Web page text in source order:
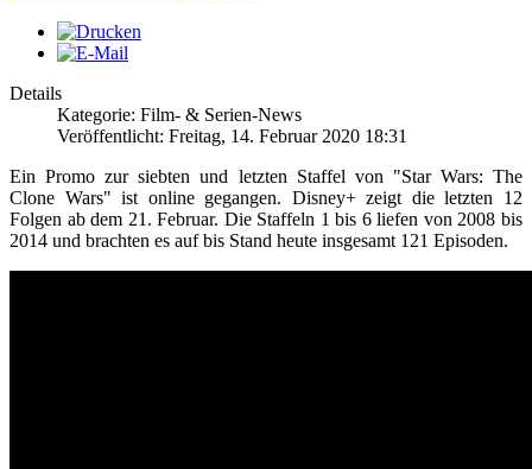
Details
Kategorie: Film- & Serien-News
Veröffentlicht: Freitag, 14. Februar 2020 18:31
Ein Promo zur siebten und letzten Staffel von "Star Wars: The
Clone Wars" ist online gegangen. Disney+ zeigt die letzten 12
Folgen ab dem 21. Februar. Die Staffeln 1 bis 6 liefen von 2008 bis
2014 und brachten es auf bis Stand heute insgesamt 121 Episoden.